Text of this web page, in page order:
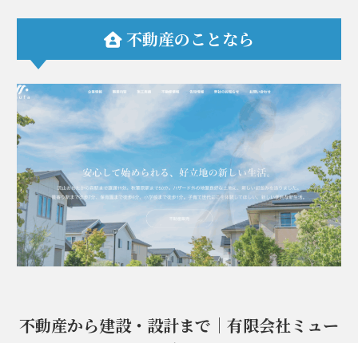
不動産のことなら
不動産から建設・設計まで｜有限会社ミュー